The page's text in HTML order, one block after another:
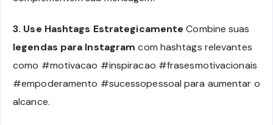
3. Use Hashtags Estrategicamente Combine suas
legendas para Instagram com hashtags relevantes
como #motivacao #inspiracao #frasesmotivacionais
#empoderamento #sucessopessoal para aumentar o
alcance.